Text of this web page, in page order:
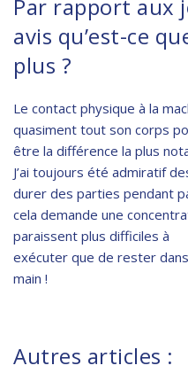
Par rapport aux
avis qu’est-ce
plus ?
Le contact physique à la
quasiment tout son corps
être la différence la plus
J’ai toujours été admiratif
durer des parties pendant
cela demande une
paraissent plus difficiles à
exécuter que de rester
main !
Autres articles :